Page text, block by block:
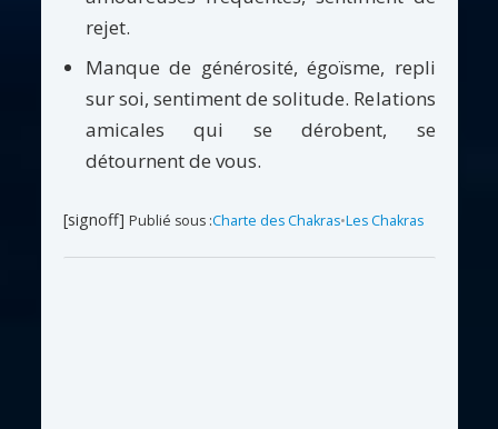
rejet.
Manque de générosité, égoïsme, repli
sur soi, sentiment de solitude. Relations
amicales qui se dérobent, se
détournent de vous.
[signoff] Publié sous :Charte des Chakras•Les Chakras